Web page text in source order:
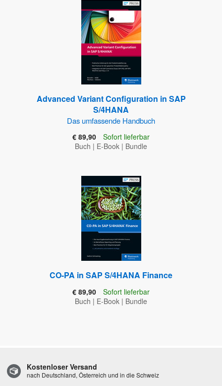
Advanced Variant Configuration in SAP
S/4HANA
Das umfassende Handbuch
€ 89,90
Sofort lieferbar
Buch | E-Book | Bundle
CO-PA in SAP S/4HANA Finance
€ 89,90
Sofort lieferbar
Buch | E-Book | Bundle
Kostenloser Versand
nach Deutschland, Österreich und in die Schweiz